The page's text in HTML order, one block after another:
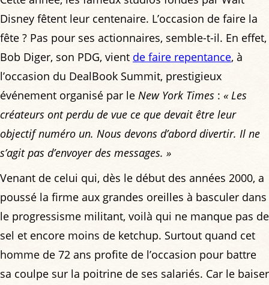
Disney fêtent leur centenaire. L’occasion de faire la
fête ? Pas pour ses actionnaires, semble-t-il. En effet,
Bob Diger, son PDG, vient de faire repentance, à
l’occasion du DealBook Summit, prestigieux
événement organisé par le New York Times : « Les
créateurs ont perdu de vue ce que devait être leur
objectif numéro un. Nous devons d’abord divertir. Il ne
s’agit pas d’envoyer des messages. »
Venant de celui qui, dès le début des années 2000, a
poussé la firme aux grandes oreilles à basculer dans
le progressisme militant, voilà qui ne manque pas de
sel et encore moins de ketchup. Surtout quand cet
homme de 72 ans profite de l’occasion pour battre
sa coulpe sur la poitrine de ses salariés. Car le baiser